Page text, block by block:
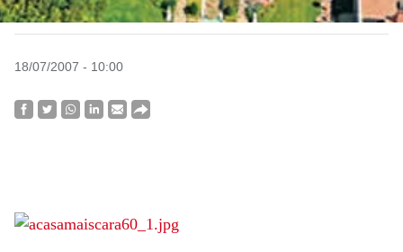
18/07/2007 - 10:00